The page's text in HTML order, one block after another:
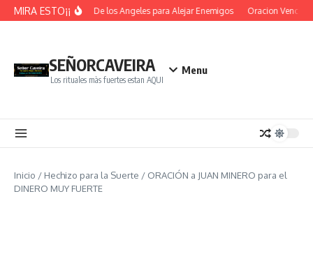
Saltar al contenido
MIRA ESTO¡¡Oracion De los Angeles para Alejar Enemigos Oracion Vence
SEÑORCAVEIRA
Los rituales màs fuertes estan AQUI
Menu
Inicio / Hechizo para la Suerte / ORACIÓN a JUAN MINERO para el
DINERO MUY FUERTE